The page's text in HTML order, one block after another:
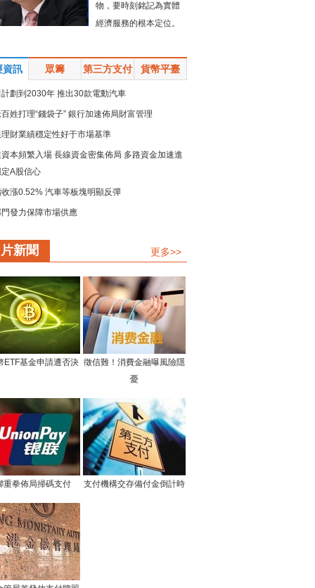
物，要時刻銘記為實體
經濟服務的根本定位。
資訊 眾籌 第三方支付 貨幣平臺
劃到2030年 推出30款電動汽車
姓打理“錢袋子” 銀行加速佈局財富管理
財業績穩定性好于市場基準
資本頻繁入場 長線資金密集佈局 多路資金加速進
A股信心
漲0.52% 汽車等板塊明顯反彈
門發力保障市場供應
強鏈承壓而上 疏堵點解難點 保供穩産精準發力
新聞 更多>>
ETF基金申請遭否決 徵信難！消費金融曝風險隱
憂
重拳佈局掃碼支付 支付機構交存備付金倒計時